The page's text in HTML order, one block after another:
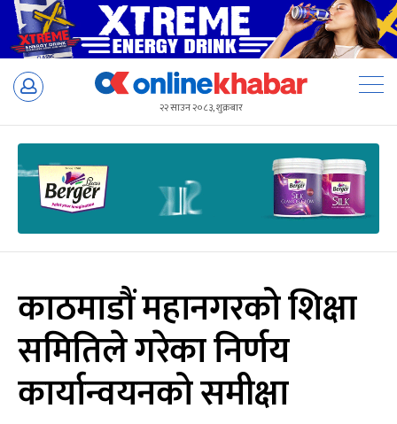
Skip
२२ साउन २०८३, शुक्रबार
काठमाडौं महानगरको शिक्षा
समितिले गरेका निर्णय
कार्यान्वयनको समीक्षा